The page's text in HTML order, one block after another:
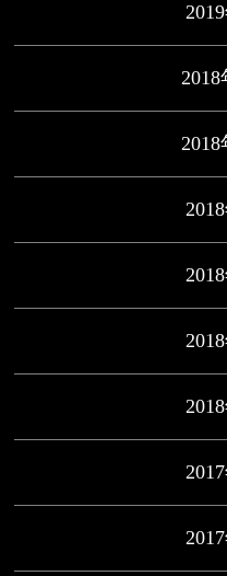
2018
2018